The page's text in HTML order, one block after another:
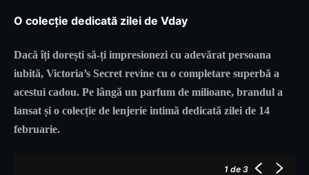
O colecție dedicată zilei de Vday
Dacă îți dorești să-ți impresionezi cu adevărat persoana
iubită, Victoria’s Secret revine cu o completare superbă a
acestui cadou. Pe lângă un parfum de milioane, brandul a
lansat și o colecție de lenjerie intimă dedicată zilei de 14
februarie.
1 de 3